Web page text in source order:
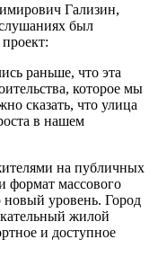
Гализин,
был
раньше, что эта
которое мы
сказать, что улица
в нашем
на публичных
формат массового
уровень. Город
жилой
и доступное